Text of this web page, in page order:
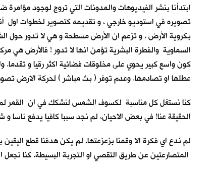
ابتدأنا بنشر الفيديوهات والمدونات التي تروج لوجود
تصويره في استوديو خارجي ، و تقديمه كتصوير لخطوات اول
بكروية الأرض ، و تزعم ان الأرض مسطحة و هي لا تدور حول
السماوية والفطرة البشرية تؤمن انها لا تدور ! فالأرض هي
كون واسع كبير يحوي على مخلوقات فضائية اكثر رقيا و تقدما.
عطلها او تصادمها. وعدم توفر ( بث مباشر ) لحركة الارض
كنا نستغل كل مناسبة لكسوف الشمس لنشكك في ان القمر
الحقيقة عنا! في بعض الاحيان، لم نجد سببا كافيا يدفع ناسا
لم ندع اي فكرة الا وقمنا بزعزعتها. لم يكن هدفنا قطع
المتصارعتين عن طريق التقصي او التجربة البسيطة. كنا